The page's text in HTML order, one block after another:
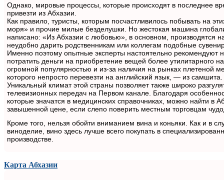
Однако, мировые процессы, которые происходят в последнее
привезти из Абхазии.
Как правило, туристы, которым посчастливилось побывать на
моря» и прочие милые безделушки. Но жестокая машина
написано: «Из Абхазии с любовью», в основном, производятся
неудобно дарить родственникам или коллегам подобные
Именно поэтому опытные эксперты настоятельно
потратить деньги на приобретение вещей более утилитарного
огромной популярностью и из-за наличия на рынках плетеной
которого непросто перевезти на английский язык, — из самшита.
Уникальный климат этой страны позволяет также широко
телевизионных передач на Первом канале. Благодаря
которые значатся в медицинских справочниках, можно найти в
завышенной цене, если слепо поверить местным торговцам
Кроме того, нельзя обойти вниманием вина и коньяки. Как и в
виноделие, вино здесь лучше всего покупать в
производстве.
Карта Абхазии